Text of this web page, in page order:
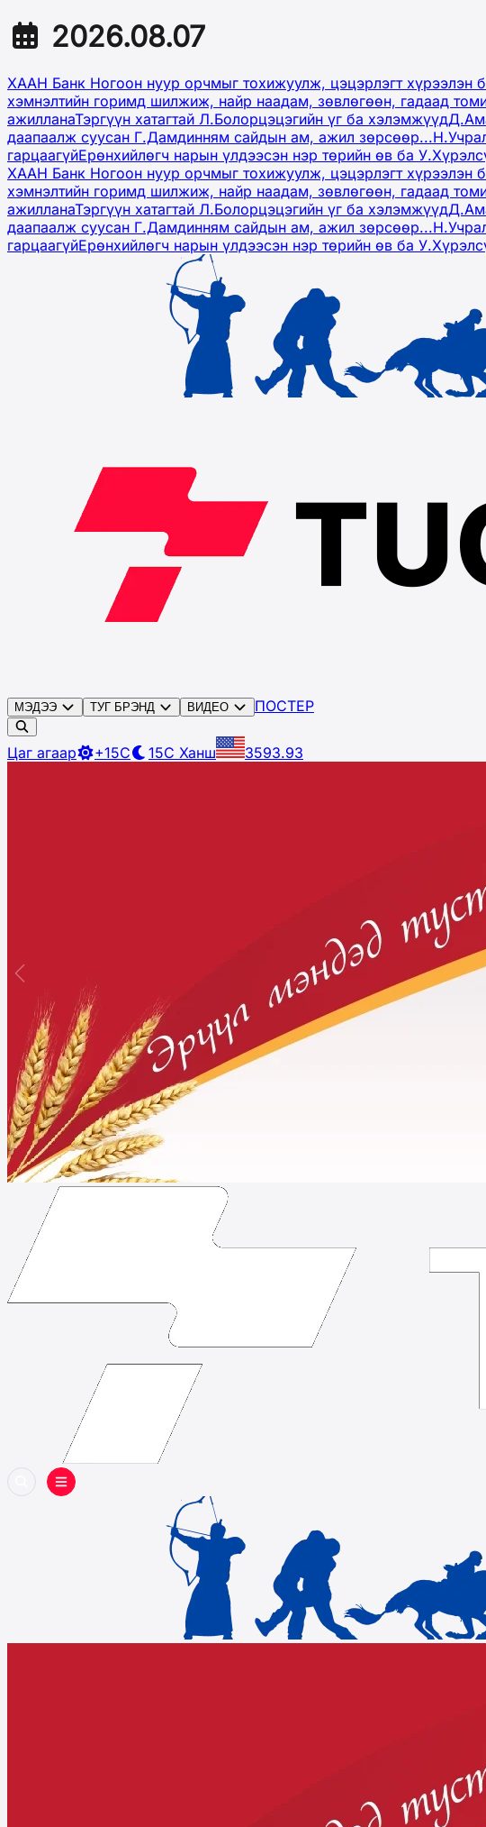
2026.08.07
ХААН Банк Ногоон нуур орчмыг тохижуулж, цэцэрлэгт хүрээлэн
хэмнэлтийн горимд шилжиж, найр наадам, зөвлөгөөн, гадаад
ажилланаТэргүүн хатагтай Л.Болорцэцэгийн үг ба хэлэмжүүд
даапаалж суусан Г.Дамдинням сайдын ам, ажил зөрсөөр...
гарцаагүйЕрөнхийлөгч нарын үлдээсэн нэр төрийн өв ба
ХААН Банк Ногоон нуур орчмыг тохижуулж, цэцэрлэгт хүрээлэн
хэмнэлтийн горимд шилжиж, найр наадам, зөвлөгөөн, гадаад
ажилланаТэргүүн хатагтай Л.Болорцэцэгийн үг ба хэлэмжүүд
даапаалж суусан Г.Дамдинням сайдын ам, ажил зөрсөөр...
гарцаагүйЕрөнхийлөгч нарын үлдээсэн нэр төрийн өв ба
МЭДЭЭ ТУГ БРЭНД ВИДЕО ПОСТЕР
Цаг агаар +15C 15C Ханш 3593.93